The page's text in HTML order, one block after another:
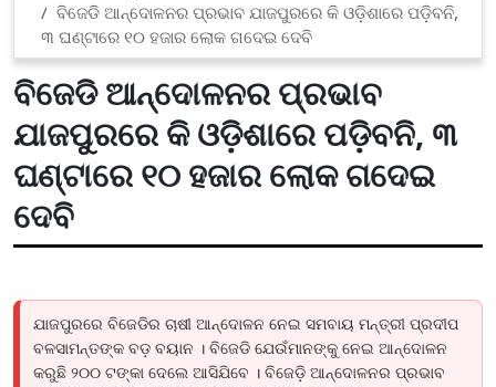
ବିଜେଡି ଆନ୍ଦୋଳନର ପ୍ରଭାବ ଯାଜପୁରରେ କି ଓଡ଼ିଶାରେ ପଡ଼ିବନି,
୩ ଘଣ୍ଟାରେ ୧୦ ହଜାର ଲୋକ ଗଦେଇ ଦେବି
ବିଜେଡି ଆନ୍ଦୋଳନର ପ୍ରଭାବ
ଯାଜପୁରରେ କି ଓଡ଼ିଶାରେ ପଡ଼ିବନି, ୩
ଘଣ୍ଟାରେ ୧୦ ହଜାର ଲୋକ ଗଦେଇ
ଦେବି
ଯାଜପୁରରେ ବିଜେଡିର ଚାଷୀ ଆନ୍ଦୋଳନ ନେଇ ସମବାୟ ମନ୍ତ୍ରୀ ପ୍ରଦୀପ
ବଳସାମନ୍ତଙ୍କ ବଡ଼ ବୟାନ । ବିଜେଡି ଯେଉଁମାନଙ୍କୁ ନେଇ ଆନ୍ଦୋଳନ
କରୁଛି ୨୦୦ ଟଙ୍କା ଦେଲେ ଆସିଯିବେ । ବିଜେଡ଼ି ଆନ୍ଦୋଳନର ପ୍ରଭାବ